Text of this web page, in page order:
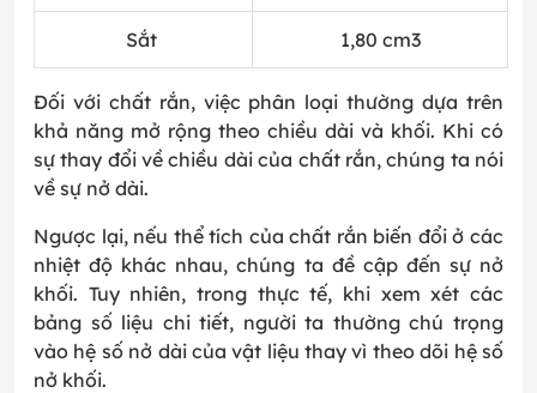
Sắt 1,80 cm3
Đối với chất rắn, việc phân loại thường dựa trên
khả năng mở rộng theo chiều dài và khối. Khi có
sự thay đổi về chiều dài của chất rắn, chúng ta nói
về sự nở dài.
Ngược lại, nếu thể tích của chất rắn biến đổi ở các
nhiệt độ khác nhau, chúng ta đề cập đến sự nở
khối. Tuy nhiên, trong thực tế, khi xem xét các
bảng số liệu chi tiết, người ta thường chú trọng
vào hệ số nở dài của vật liệu thay vì theo dõi hệ số
nở khối.